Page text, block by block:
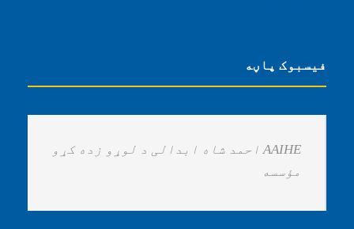
فیسبوک پاڼه
‏AAIHE احمد شاه ابدالی د لوړو زده کړو
مؤسسه ‏